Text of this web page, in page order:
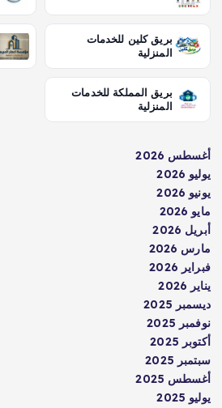
بريق كلين للخدمات
المنزلية
بريق المملكة للخدمات
المنزلية
أغسطس 2026
يوليو 2026
يونيو 2026
مايو 2026
أبريل 2026
مارس 2026
فبراير 2026
يناير 2026
ديسمبر 2025
نوفمبر 2025
أكتوبر 2025
سبتمبر 2025
أغسطس 2025
يوليو 2025